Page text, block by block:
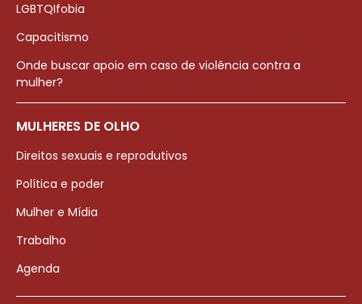
LGBTQIfobia
Capacitismo
Onde buscar apoio em caso de violência contra a
mulher?
MULHERES DE OLHO
Direitos sexuais e reprodutivos
Política e poder
Mulher e Mídia
Trabalho
Agenda